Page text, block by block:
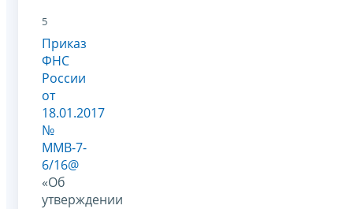
5
Приказ
ФНС
России
от
18.01.2017
№
ММВ-7-
6/16@
«Об
утверждении